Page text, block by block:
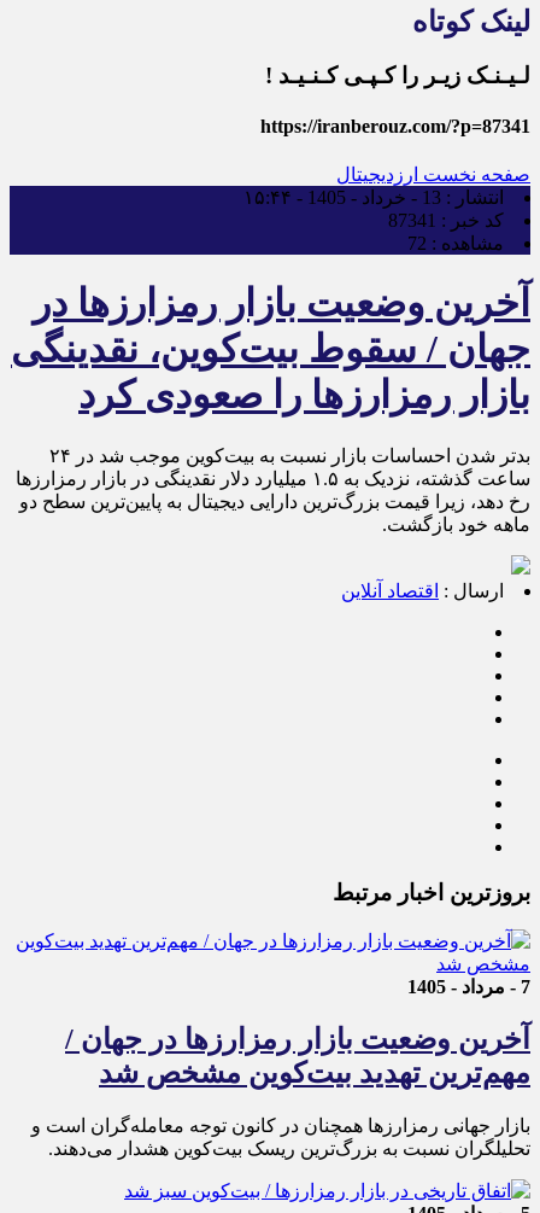
لینک کوتاه
لـیـنـک زیـر را کـپـی کـنـیـد !
https://iranberouz.com/?p=87341
صفحه نخست ارزدیجیتال
انتشار : 13 - خرداد - 1405 - ۱۵:۴۴
کد خبر : 87341
مشاهده : 72
آخرین وضعیت بازار رمزارزها در
جهان / سقوط بیت‌کوین، نقدینگی‌
بازار رمزارزها را صعودی کرد
بدتر شدن احساسات بازار نسبت به بیت‌کوین موجب شد در ۲۴
ساعت گذشته، نزدیک به ۱.۵ میلیارد دلار نقدینگی در بازار رمزارزها
رخ دهد، زیرا قیمت بزرگ‌ترین دارایی دیجیتال به پایین‌ترین سطح دو
ماهه خود بازگشت.
ارسال : اقتصاد آنلاین
بروزترین اخبار مرتبط
7 - مرداد - 1405
آخرین وضعیت بازار رمزارزها در جهان /
مهم‌ترین تهدید بیت‌کوین مشخص شد
بازار جهانی رمزارزها همچنان در کانون توجه معامله‌گران است و
تحلیلگران نسبت به بزرگ‌ترین ریسک بیت‌کوین هشدار می‌دهند.